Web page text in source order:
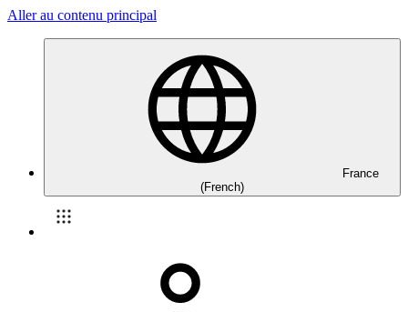
Aller au contenu principal
France
(French)